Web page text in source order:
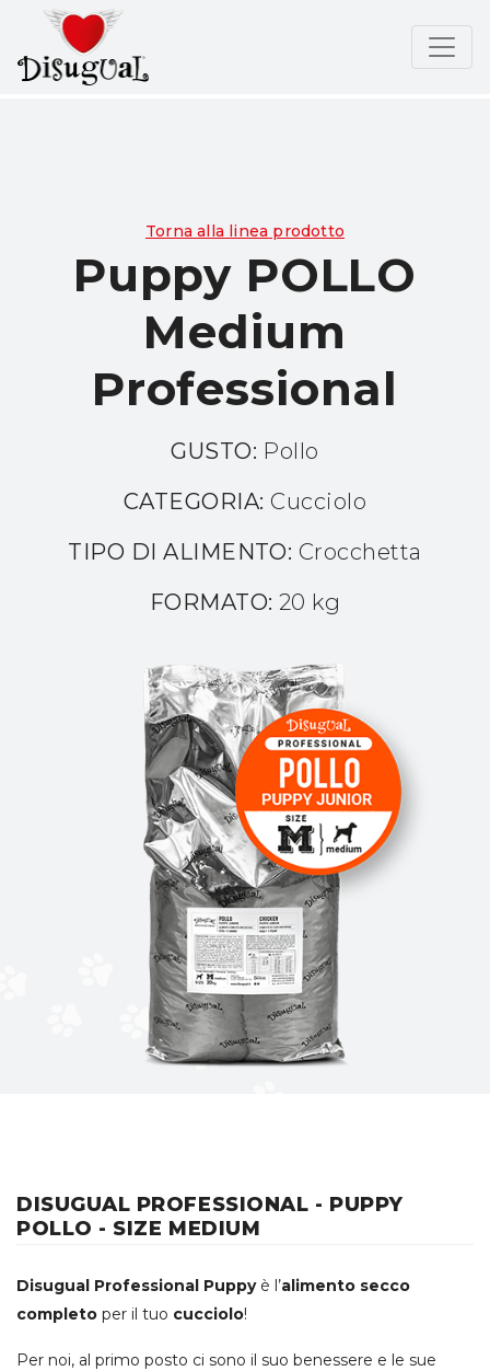
Torna alla linea prodotto
Puppy POLLO
Medium
Professional
GUSTO: Pollo
CATEGORIA: Cucciolo
TIPO DI ALIMENTO: Crocchetta
FORMATO: 20 kg
DISUGUAL PROFESSIONAL - PUPPY
POLLO - SIZE MEDIUM
Disugual Professional Puppyè l’alimento secco
completo per il tuo cucciolo!
Per noi, al primo posto ci sono il suo benessere e le sue